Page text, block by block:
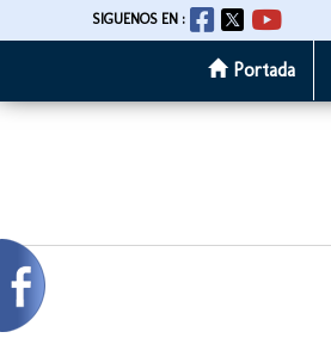
al
SIGUENOS EN :
Portada